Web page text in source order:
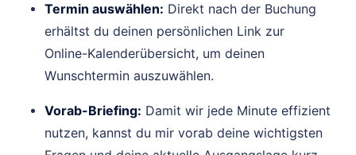
Termin auswählen: Direkt nach der Buchung
erhältst du deinen persönlichen Link zur
Online-Kalenderübersicht, um deinen
Wunschtermin auszuwählen.
Vorab-Briefing: Damit wir jede Minute effizient
nutzen, kannst du mir vorab deine wichtigsten